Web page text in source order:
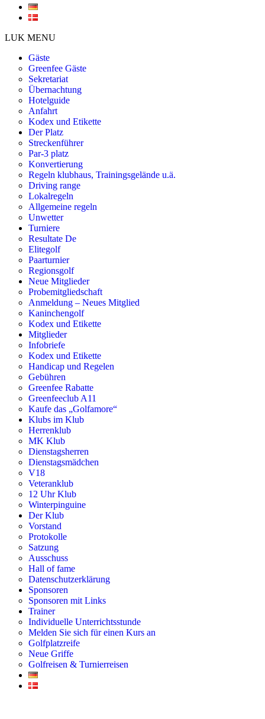
LUK MENU
Gäste
Greenfee Gäste
Sekretariat
Übernachtung
Hotelguide
Anfahrt
Kodex und Etikette
Der Platz
Streckenführer
Par-3 platz
Konvertierung
Regeln klubhaus, Trainingsgelände u.ä.
Driving range
Lokalregeln
Allgemeine regeln
Unwetter
Turniere
Resultate De
Elitegolf
Paarturnier
Regionsgolf
Neue Mitglieder
Probemitgliedschaft
Anmeldung – Neues Mitglied
Kaninchengolf
Kodex und Etikette
Mitglieder
Infobriefe
Kodex und Etikette
Handicap und Regelen
Gebühren
Greenfee Rabatte
Greenfeeclub A11
Kaufe das „Golfamore“
Klubs im Klub
Herrenklub
MK Klub
Dienstagsherren
Dienstagsmädchen
V18
Veteranklub
12 Uhr Klub
Winterpinguine
Der Klub
Vorstand
Protokolle
Satzung
Ausschuss
Hall of fame
Datenschutzerklärung
Sponsoren
Sponsoren mit Links
Trainer
Individuelle Unterrichtsstunde
Melden Sie sich für einen Kurs an
Golfplatzreife
Neue Griffe
Golfreisen & Turnierreisen